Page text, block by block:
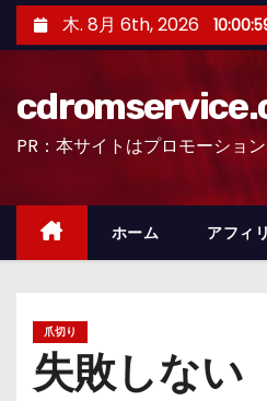
ン
ッ
木. 8月 6th, 2026
PR：本サイトはプロモーショ
ホーム アフィ
爪切り
失敗しない